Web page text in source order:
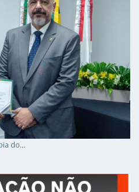
do...